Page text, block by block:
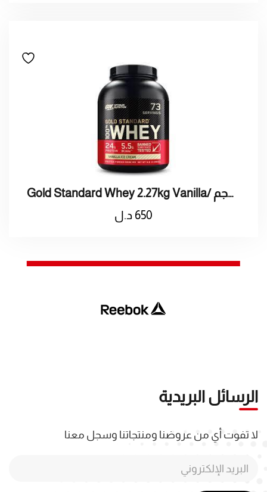
Gold Standard Whey 2.27kg Vanilla/ علبة قولد واي بروتين بنكهة فانيليا 2.27كجم
650 د.ل
الرسائل البريدية
لا تفوت أي من عروضنا ومنتجاتنا وسجل معنا